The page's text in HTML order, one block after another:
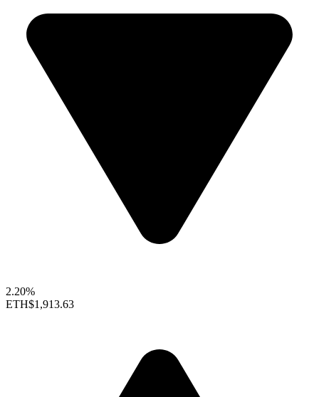
2.20%
ETH$1,913.63